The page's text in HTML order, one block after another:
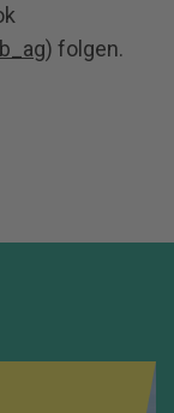
) folgen.